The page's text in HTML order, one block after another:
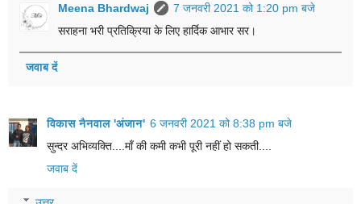
Meena Bhardwaj
7 जनवरी 2021 को 1:20 pm बजे
सराहना भरी प्रतिक्रिया के लिए हार्दिक आभार सर।
जवाब दें
विकास नैनवाल 'अंजान' 6 जनवरी 2021 को 8:38 pm बजे
सुन्दर अभिव्यक्ति....माँ की कमी कभी पूरी नहीं हो सकती....
जवाब दें